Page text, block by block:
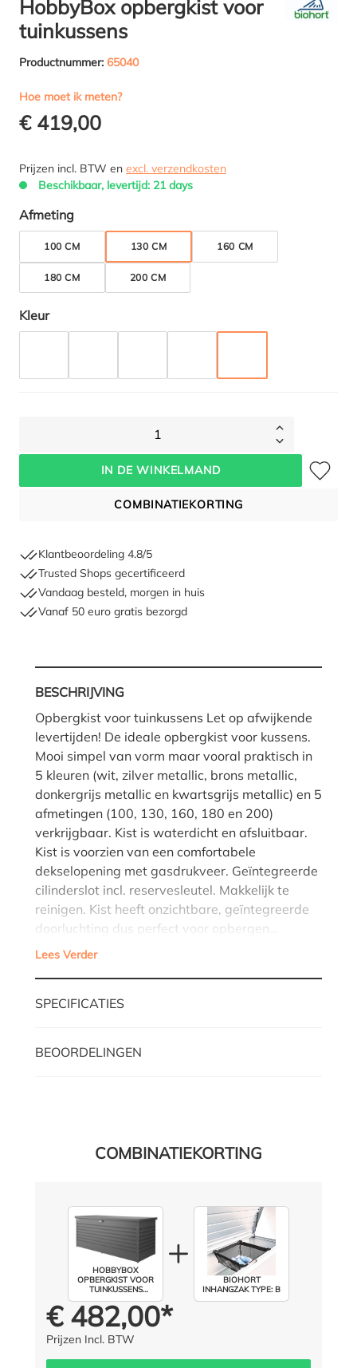
HobbyBox opbergkist voor
tuinkussens
Productnummer: 65040
Hoe moet ik meten?
€ 419,00
Prijzen incl. BTW en excl. verzendkosten
Beschikbaar, levertijd: 21 days
Selecteer
Afmeting
100 CM 130 CM 160 CM
180 CM 200 CM
Selecteer
Kleur
1
IN DE WINKELMAND
COMBINATIEKORTING
Klantbeoordeling 4.8/5
Trusted Shops gecertificeerd
Vandaag besteld, morgen in huis
Vanaf 50 euro gratis bezorgd
BESCHRIJVING
Opbergkist voor tuinkussens Let op afwijkende
levertijden! De ideale opbergkist voor kussens.
Mooi simpel van vorm maar vooral praktisch in
5 kleuren (wit, zilver metallic, brons metallic,
donkergrijs metallic en kwartsgrijs metallic) en 5
afmetingen (100, 130, 160, 180 en 200)
verkrijgbaar. Kist is waterdicht en afsluitbaar.
Kist is voorzien van een comfortabele
dekselopening met gasdrukveer. Geïntegreerde
cilinderslot incl. reservesleutel. Makkelijk te
reinigen. Kist heeft onzichtbare, geïntegreerde
doorluchting dus perfect voor opbergen…
Lees Verder
SPECIFICATIES
BEOORDELINGEN
COMBINATIEKORTING
HOBBYBOX
OPBERGKIST VOOR
TUINKUSSENS
AFMETING: 130 CM /
KLEUR: DONKERGRIJS
METALLIC
BIOHORT
INHANGZAK TYPE: B
Prijs voor iedereen:
€ 482,00*
Prijzen Incl. BTW